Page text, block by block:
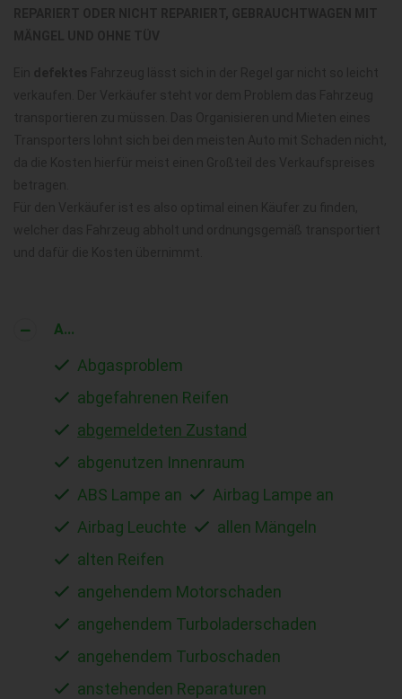
A...
Abgasproblem
abgefahrenen Reifen
abgemeldeten Zustand
abgenutzen Innenraum
ABS Lampe an
Airbag Lampe an
Airbag Leuchte
allen Mängeln
alten Reifen
angehendem Motorschaden
angehendem Turboladerschaden
angehendem Turboschaden
anstehenden Reparaturen